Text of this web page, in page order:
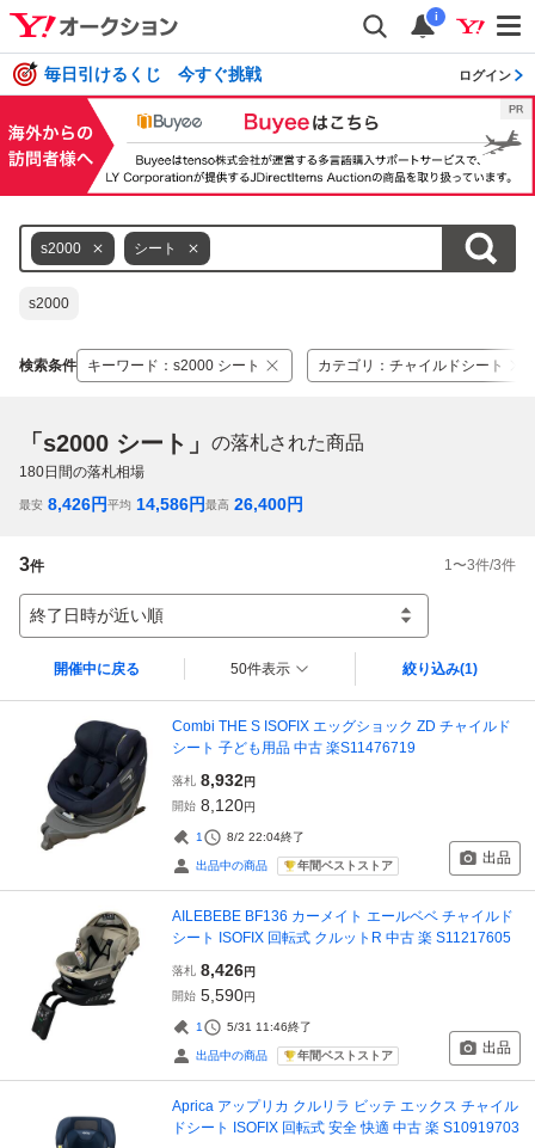
i
毎日引けるくじ 今すぐ挑戦 ログイン
s2000 シート
s2000
検索条件 キーワード ： s2000 シート カテゴリ ： チャイルドシート
「s2000 シート」 の落札された商品
180日間の落札相場
最安 8,426円平均 14,586円最高 26,400円
3件 1 〜3件/3件
終了日時が近い順
開催中に戻る 50件表示 絞り込み(1)
Combi THE S ISOFIX エッグショック ZD チャイルド
シート 子ども用品 中古 楽S11476719
落札 8,932円
開始 8,120円
1 8/2 22:04終了
出品中の商品 年間ベストストア 出品
AILEBEBE BF136 カーメイト エールベベ チャイルド
シート ISOFIX 回転式 クルットR 中古 楽 S11217605
落札 8,426円
開始 5,590円
1 5/31 11:46終了
出品中の商品 年間ベストストア 出品
Aprica アップリカ クルリラ ビッテ エックス チャイル
ドシート ISOFIX 回転式 安全 快適 中古 楽 S10919703